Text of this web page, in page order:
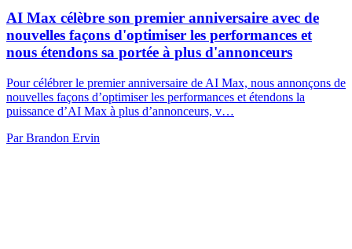
AI Max célèbre son premier anniversaire avec de
nouvelles façons d'optimiser les performances et
nous étendons sa portée à plus d'annonceurs
Pour célébrer le premier anniversaire de AI Max, nous annonçons de
nouvelles façons d’optimiser les performances et étendons la
puissance d’AI Max à plus d’annonceurs, v…
Par Brandon Ervin